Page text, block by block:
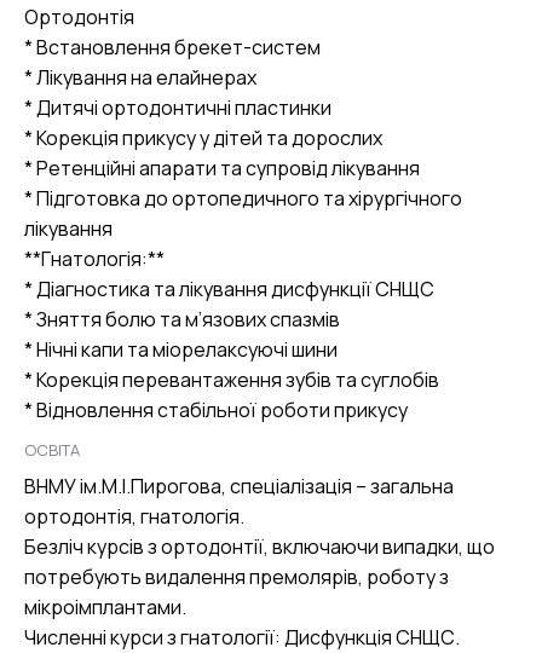
Ортодонтія
* Встановлення брекет-систем
* Лікування на елайнерах
* Дитячі ортодонтичні пластинки
* Корекція прикусу у дітей та дорослих
* Ретенційні апарати та супровід лікування
* Підготовка до ортопедичного та хірургічного
лікування
**Гнатологія:**
* Діагностика та лікування дисфункції СНЩС
* Зняття болю та м’язових спазмів
* Нічні капи та міорелаксуючі шини
* Корекція перевантаження зубів та суглобів
* Відновлення стабільної роботи прикусу
ОСВІТА
ВНМУ ім.М.І.Пирогова, спеціалізація – загальна
ортодонтія, гнатологія.
Безліч курсів з ортодонтії, включаючи випадки, що
потребують видалення премолярів, роботу з
мікроімплантами.
Численні курси з гнатології: Дисфункція СНЩС.